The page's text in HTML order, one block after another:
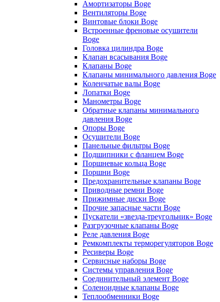
Амортизаторы Boge
Вентиляторы Boge
Винтовые блоки Boge
Встроенные френовые осушители
Boge
Головка цилиндра Boge
Клапан всасывания Boge
Клапаны Boge
Клапаны минимального давления Boge
Коленчатые валы Boge
Лопатки Boge
Манометры Boge
Обратные клапаны минимального
давления Boge
Опоры Boge
Осушители Boge
Панельные фильтры Boge
Подшипники с фланцем Boge
Поршневые кольца Boge
Поршни Boge
Предохранительные клапаны Boge
Приводные ремни Boge
Прижимные диски Boge
Прочие запасные части Boge
Пускатели «звезда-треугольник» Boge
Разгрузочные клапаны Boge
Реле давления Boge
Ремкомплекты терморегуляторов Boge
Ресиверы Boge
Сервисные наборы Boge
Системы управления Boge
Соединительный элемент Boge
Соленоидные клапаны Boge
Теплообменники Boge